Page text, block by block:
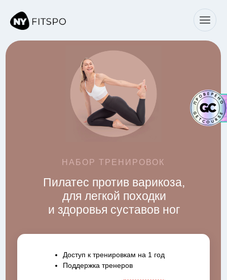
← Все тренировки
Пилатес против варикоза,
для легкой походки
и здоровья суставов ног
НАБОР ТРЕНИРОВОК
Доступ к тренировкам на 1 год
Поддержка тренеров